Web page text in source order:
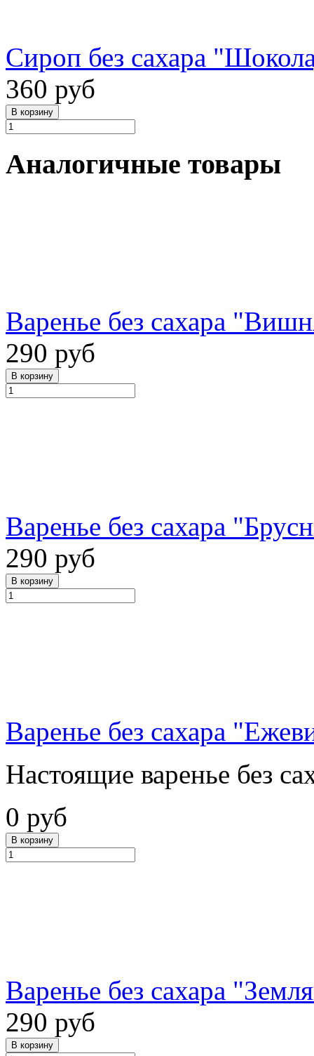
Сироп без сахара
360 руб
Аналогичные товары
Варенье без сахара
290 руб
Варенье без сахара
290 руб
Варенье без сахара
Настоящие варенье без
0 руб
Варенье без сахара
290 руб